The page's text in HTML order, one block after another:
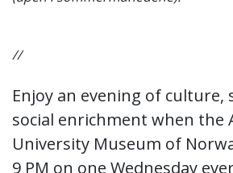
//
Enjoy an evening of culture,
social enrichment when the
University Museum of
9 PM on one Wednesday